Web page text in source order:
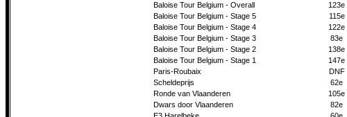
Baloise Tour Belgium - Overall
123e
Baloise Tour Belgium - Stage 5
115e
Baloise Tour Belgium - Stage 4
122e
Baloise Tour Belgium - Stage 3
83e
Baloise Tour Belgium - Stage 2
138e
Baloise Tour Belgium - Stage 1
147e
Paris-Roubaix
DNF
Scheldeprijs
62e
Ronde van Vlaanderen
105e
Dwars door Vlaanderen
82e